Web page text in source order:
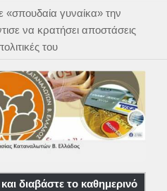
γυναίκα» την
να κρατήσει αποστάσεις
του
διαβάστε το καθημερινό